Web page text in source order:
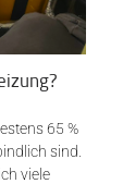
65 %
sind.
viele